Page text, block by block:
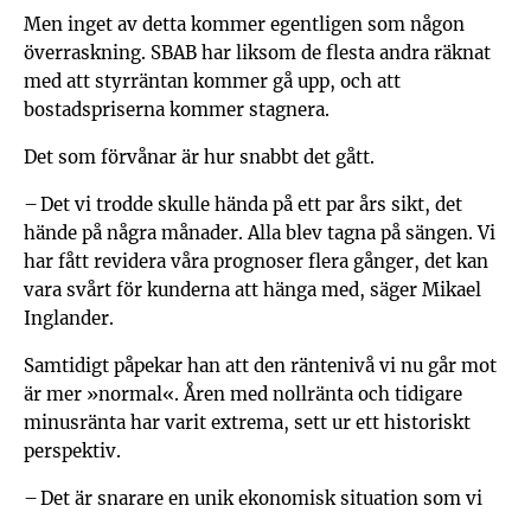
Men inget av detta kommer egentligen som någon
överraskning. SBAB har liksom de flesta andra räknat
med att styrräntan kommer gå upp, och att
bostadspriserna kommer stagnera.
Det som förvånar är hur snabbt det gått.
– Det vi trodde skulle hända på ett par års sikt, det
hände på några månader. Alla blev tagna på sängen. Vi
har fått revidera våra prognoser flera gånger, det kan
vara svårt för kunderna att hänga med, säger Mikael
Inglander.
Samtidigt påpekar han att den räntenivå vi nu går mot
är mer »normal«. Åren med nollränta och tidigare
minusränta har varit extrema, sett ur ett historiskt
perspektiv.
– Det är snarare en unik ekonomisk situation som vi